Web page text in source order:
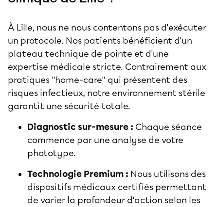
À Lille, nous ne nous contentons pas d'exécuter
un protocole. Nos patients bénéficient d'un
plateau technique de pointe et d'une
expertise médicale stricte. Contrairement aux
pratiques "home-care" qui présentent des
risques infectieux, notre environnement stérile
garantit une sécurité totale.
Diagnostic sur-mesure : Chaque séance
commence par une analyse de votre
phototype.
Technologie Premium : Nous utilisons des
dispositifs médicaux certifiés permettant
de varier la profondeur d'action selon les